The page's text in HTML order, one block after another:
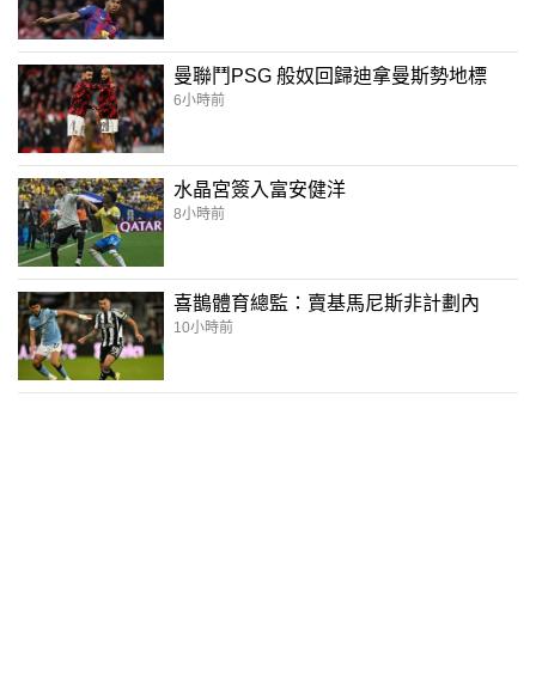
曼聯鬥PSG 般奴回歸迪拿曼斯勢地標
6小時前
水晶宮簽入富安健洋
8小時前
喜鵲體育總監：賣基馬尼斯非計劃內
10小時前